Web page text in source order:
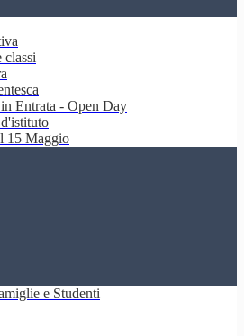
classi
Entrata - Open Day
15 Maggio
e Studenti